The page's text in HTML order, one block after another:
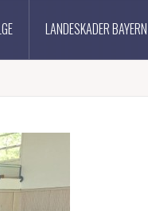
LANDESKADER BAYERN